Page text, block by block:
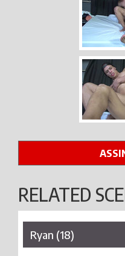
RELATED
Ryan (18)